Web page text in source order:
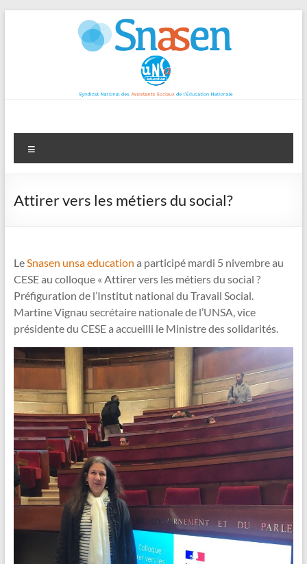
Attirer vers les métiers du social?
LeSnasen unsa education a participé mardi 5 nivembre au
CESE au colloque « Attirer vers les métiers du social ?
Préfiguration de l’Institut national du Travail Social.
Martine Vignau secrétaire nationale de l’UNSA, vice
présidente du CESE a accueilli le Ministre des solidarités.